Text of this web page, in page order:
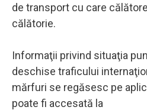
de transport cu care
călătorie.
Informaţii privind situaţia
deschise traficului
mărfuri se regăsesc pe
poate fi accesată la